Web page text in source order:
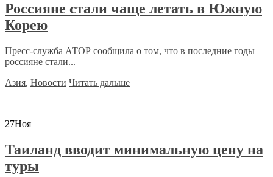
Россияне стали чаще летать в Южную
Корею
Пресс-служба АТОР сообщила о том, что в последние годы
россияне стали...
Азия, Новости Читать дальше
27Ноя
Таиланд вводит минимальную цену на
туры